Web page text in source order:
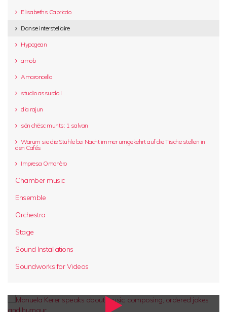
Elisabeths Capriccio
Danse interstellaire
Hypogean
amöb
Amaroncello
studio assurdo I
dla rajun
sön chësc munts: 1 salvan
Warum sie die Stühle bei Nacht immer umgekehrt auf die Tische stellen in
den Cafés
Impresa Omonèro
Chamber music
Ensemble
Orchestra
Stage
Sound Installations
Soundworks for Videos